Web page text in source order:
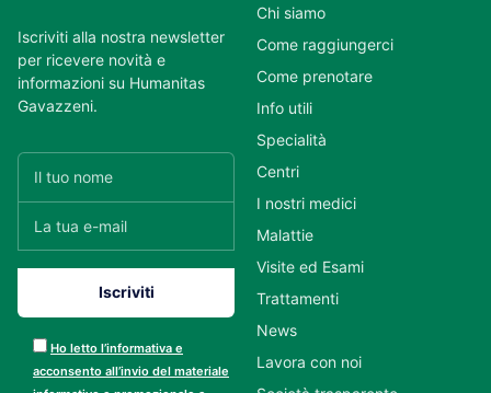
Iscriviti alla nostra newsletter
per ricevere novità e
informazioni su Humanitas
Gavazzeni.
Ho letto l’informativa e
acconsento all’invio del materiale
Chi siamo
Come raggiungerci
Come prenotare
Info utili
Specialità
Centri
I nostri medici
Malattie
Visite ed Esami
Trattamenti
News
Lavora con noi